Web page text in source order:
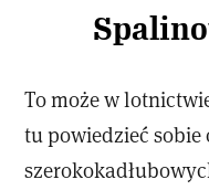
To może w
tu powiedzieć sobie